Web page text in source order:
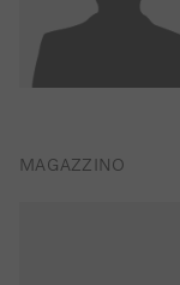
MAGAZZINO